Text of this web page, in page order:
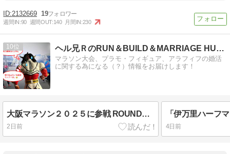
2132669 19
週間IN:90 週間OUT:140 月間IN:230
10 ヘル兄ＲのRUN＆BUILD＆MARRIAGE HUNT
マラソン大会、プラモ・フィギュア、アラフィフの婚活
に関する為になる（？）情報をお届けします！
大阪マラソン２０２５に参戦 ROUND１６「やっと果たせたこと」
2日前 4日前